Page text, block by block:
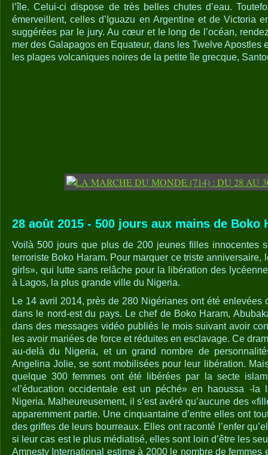
l’île. Celui-ci dispose de très belles chutes d’eau.
émerveillent, celles d’Iguazu en Argentine et de Victoria
suggérées par le jury. Au cœur et le long de l’océan,
mer des Galapagos en Equateur, dans les Twelve Apostles
les plages volcaniques noires de la petite île grecque,
28 août 2015 - 500 jours aux mains de Boko
Voilà 500 jours que plus de 200 jeunes filles innocentes
terroriste Boko Haram. Pour marquer ce triste anniversaire,
girls», qui lutte sans relâche pour la libération des
à Lagos, la plus grande ville du Nigeria.
Le 14 avril 2014, près de 280 Nigérianes ont été enlevées
dans le nord-est du pays. Le chef de Boko Haram,
dans des messages vidéo publiés le mois suivant avoir
les avoir mariées de force et réduites en esclavage. Ce
au-delà du Nigeria, et un grand nombre de
Angelina Jolie, se sont mobilisées pour leur libération.
quelque 300 femmes ont été libérées par la secte
«l’éducation occidentale est un péché» en haoussa -
Nigeria. Malheureusement, il s’est avéré qu’aucune des
apparemment partie. Une cinquantaine d’entre elles ont
des griffes de leurs bourreaux. Elles ont raconté l’enfer
si leur cas est le plus médiatisé, elles sont loin d’être les
Amnesty International estime à 2000 le nombre de femmes